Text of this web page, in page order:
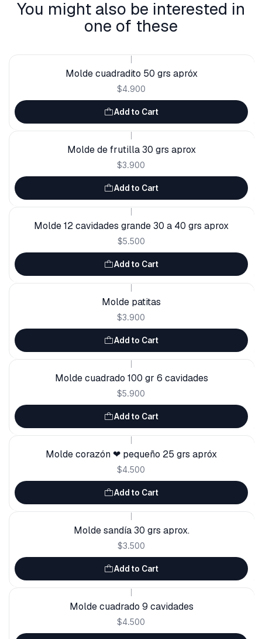
You might also be interested in
one of these
Molde cuadradito 50 grs apróx
$4.900
Add to Cart
Molde de frutilla 30 grs aprox
$3.900
Add to Cart
Molde 12 cavidades grande 30 a 40 grs aprox
$5.500
Add to Cart
Molde patitas
$3.900
Add to Cart
Molde cuadrado 100 gr 6 cavidades
$5.900
Add to Cart
Molde corazón ❤ pequeño 25 grs apróx
$4.500
Add to Cart
Molde sandía 30 grs aprox.
$3.500
Add to Cart
Molde cuadrado 9 cavidades
$4.500